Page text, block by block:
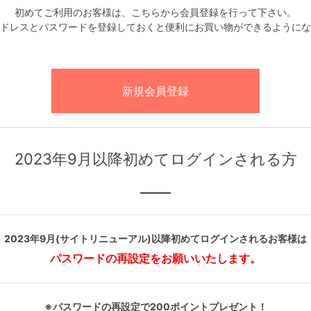
初めてご利用のお客様は、こちらから会員登録を行って下さい。
レスとパスワードを登録しておくと便利にお買い物ができるように
2023年9月以降初めてログインされる方
2023年9月(サイトリニューアル)以降初めてログインされるお客様は
パスワードの再設定をお願いいたします。
※パスワードの再設定で200ポイントプレゼント！